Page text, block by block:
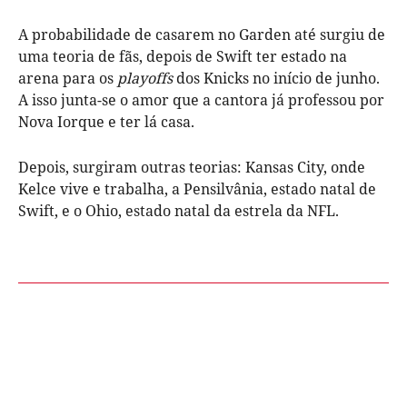
A probabilidade de casarem no Garden até surgiu de
uma teoria de fãs, depois de Swift ter estado na
arena para os playoffsdos Knicks no início de junho.
A isso junta-se o amor que a cantora já professou por
Nova Iorque e ter lá casa.
Depois, surgiram outras teorias: Kansas City, onde
Kelce vive e trabalha, a Pensilvânia, estado natal de
Swift, e o Ohio, estado natal da estrela da NFL.